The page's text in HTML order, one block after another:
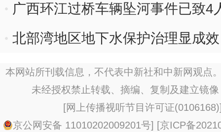
广西环江过桥车辆坠河事件已致4
北部湾地区地下水保护治理显成效
本网站所刊载信息，不代表中新社和中新网观点
未经授权禁止转载、摘编、复制及建立镜
[网上传播视听节目许可证(0106168)
京公网安备 11010202009201号] [京ICP备